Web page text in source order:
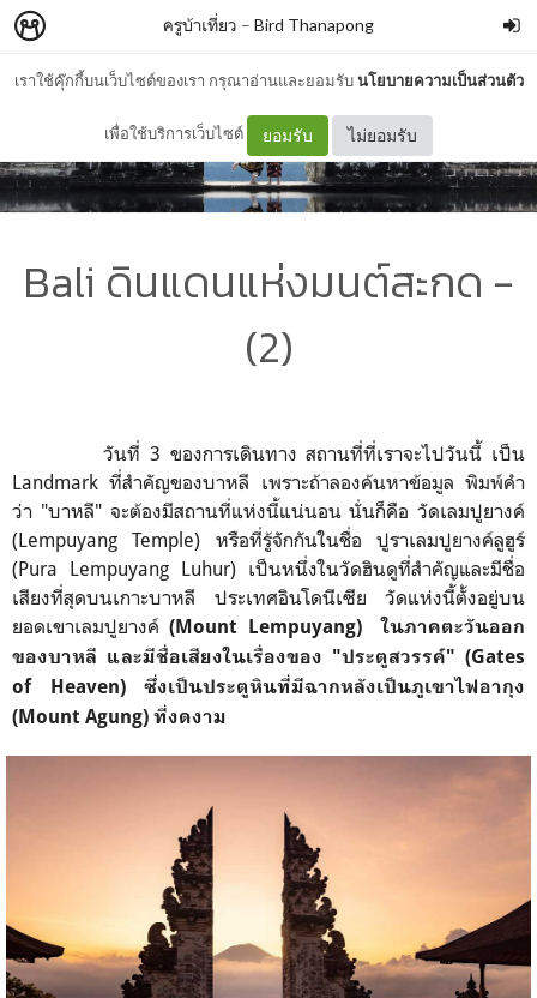
เราใช้คุ๊กกี้บนเว็บไซต์ของเรา กรุณาอ่านและยอมรับนโยบายความเป็นส่วนตัว
เพื่อใช้บริการเว็บไซต์ ยอมรับ ไม่ยอมรับ
ครูบ้าเที่ยว – Bird Thanapong
Bali ดินแดนแห่งมนต์สะกด -
(2)
วันที่ 3 ของการเดินทาง สถานที่ที่เราจะไปวันนี้ เป็น
Landmark ที่สำคัญของบาหลี เพราะถ้าลองค้นหาข้อมูล พิมพ์คำ
ว่า "บาหลี" จะต้องมีสถานที่แห่งนี้แน่นอน นั่นก็คือ วัดเลมปูยางค์
(Lempuyang Temple) หรือที่รู้จักกันในชื่อ ปูราเลมปูยางค์ลูฮูร์
(Pura Lempuyang Luhur) เป็นหนึ่งในวัดฮินดูที่สำคัญและมีชื่อ
เสียงที่สุดบนเกาะบาหลี ประเทศอินโดนีเซีย วัดแห่งนี้ตั้งอยู่บน
ยอดเขาเลมปูยางค์(Mount Lempuyang) ในภาคตะวันออก
ของบาหลี และมีชื่อเสียงในเรื่องของ "ประตูสวรรค์" (Gates
of Heaven) ซึ่งเป็นประตูหินที่มีฉากหลังเป็นภูเขาไฟอากุง
(Mount Agung) ที่งดงาม